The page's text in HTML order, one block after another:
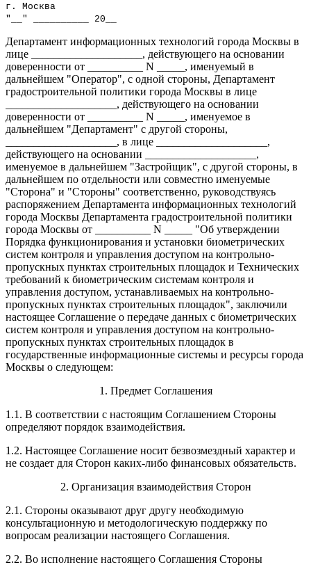
г. Москва
"__" __________ 20__
Департамент информационных технологий города Москвы в
лице ____________________, действующего на основании
доверенности от __________ N _____, именуемый в
дальнейшем "Оператор", с одной стороны, Департамент
градостроительной политики города Москвы в лице
____________________, действующего на основании
доверенности от __________ N _____, именуемое в
дальнейшем "Департамент" с другой стороны,
____________________, в лице ____________________,
действующего на основании ____________________,
именуемое в дальнейшем "Застройщик", с другой стороны, в
дальнейшем по отдельности или совместно именуемые
"Сторона" и "Стороны" соответственно, руководствуясь
распоряжением Департамента информационных технологий
города Москвы Департамента градостроительной политики
города Москвы от __________ N _____ "Об утверждении
Порядка функционирования и установки биометрических
систем контроля и управления доступом на контрольно-
пропускных пунктах строительных площадок и Технических
требований к биометрическим системам контроля и
управления доступом, устанавливаемых на контрольно-
пропускных пунктах строительных площадок", заключили
настоящее Соглашение о передаче данных с биометрических
систем контроля и управления доступом на контрольно-
пропускных пунктах строительных площадок в
государственные информационные системы и ресурсы города
Москвы о следующем:
1. Предмет Соглашения
1.1. В соответствии с настоящим Соглашением Стороны
определяют порядок взаимодействия.
1.2. Настоящее Соглашение носит безвозмездный характер и
не создает для Сторон каких-либо финансовых обязательств.
2. Организация взаимодействия Сторон
2.1. Стороны оказывают друг другу необходимую
консультационную и методологическую поддержку по
вопросам реализации настоящего Соглашения.
2.2. Во исполнение настоящего Соглашения Стороны